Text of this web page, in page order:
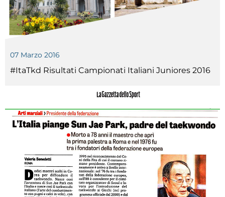
07 Marzo 2016
#ItaTkd Risultati Campionati Italiani Juniores 2016